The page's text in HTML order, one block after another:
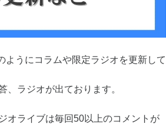
ようにコラムや限定ラジオを更新して
、ラジオが出ております。
オライブは毎回50以上のコメントが